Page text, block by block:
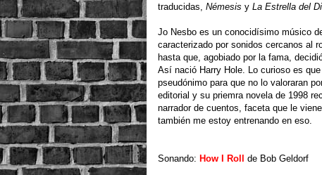
traducidas, Némesis y La Estrella del
Jo Nesbo es un conocidísimo músico
caracterizado por sonidos cercanos al
hasta que, agobiado por la fama,
Así nació Harry Hole. Lo curioso es
pseudónimo para que no lo valoraran
editorial y su priemra novela de 1998
narrador de cuentos, faceta que le
también me estoy entrenando en eso.
Sonando: How I Roll de Bob Geldorf